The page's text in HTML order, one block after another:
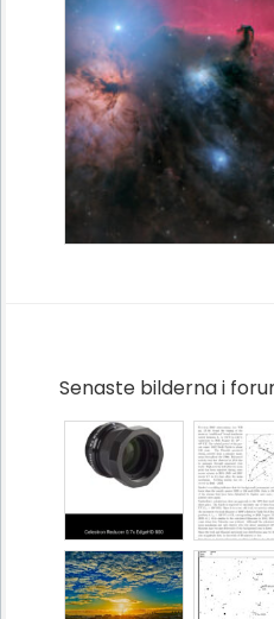
Senaste bilderna i